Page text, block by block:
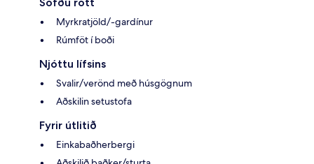
Myrkratjöld/-gardínur
Rúmföt í boði
Njóttu lífsins
Svalir/verönd með húsgögnum
Aðskilin setustofa
Fyrir útlitið
Einkabaðherbergi